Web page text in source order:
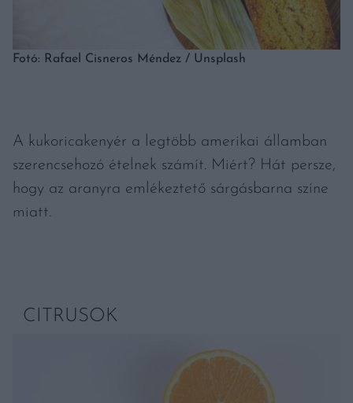
Fotó: Rafael Cisneros Méndez / Unsplash
A kukoricakenyér a legtöbb amerikai államban
szerencsehozó ételnek számít. Miért? Hát persze,
hogy az aranyra emlékeztető sárgásbarna színe
miatt.
CITRUSOK